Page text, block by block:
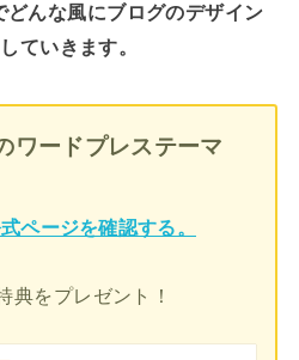
んな風にブログのデザイン
ていきます。
ワードプレステーマ
ページを確認する。
をプレゼント！